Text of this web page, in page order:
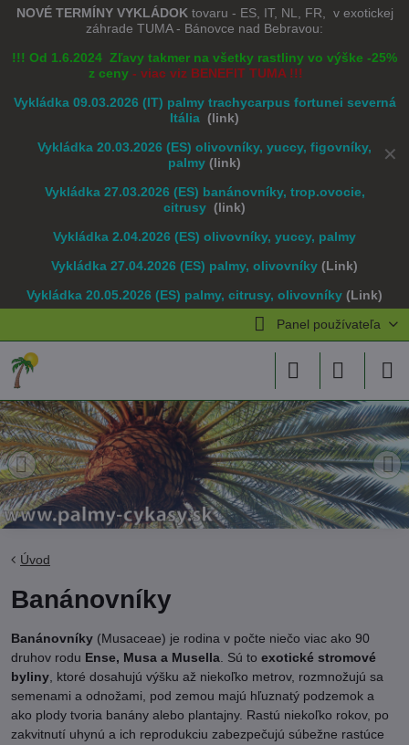
✕
NOVÉ TERMÍNY VYKLÁDOK tovaru - ES, IT, NL, FR, v exotickej
záhrade TUMA - Bánovce nad Bebravou:
!!! Od 1.6.2024 Zľavy takmer na všetky rastliny vo výške -25%
z ceny - viac viz BENEFIT TUMA !!!
Vykládka 09.03.2026 (IT) palmy trachycarpus fortunei severná
Itália (link)
Vykládka 20.03.2026 (ES) olivovníky, yuccy, figovníky,
palmy (link)
Vykládka 27.03.2026 (ES) banánovníky, trop.ovocie,
citrusy (link)
Vykládka 2.04.2026 (ES) olivovníky, yuccy, palmy
Vykládka 27.04.2026 (ES) palmy, olivovníky (Link)
Vykládka 20.05.2026 (ES) palmy, citrusy, olivovníky (Link)
Panel používateľa
Úvod
Banánovníky
Banánovníky (Musaceae) je rodina v počte niečo viac ako 90
druhov rodu Ense, Musa a Musella . Sú to exotické stromové
byliny , ktoré dosahujú výšku až niekoľko metrov, rozmnožujú sa
semenami a odnožami, pod zemou majú hľuznatý podzemok a
ako plody tvoria banány alebo plantajny. Rastú niekoľko rokov, po
zakvitnutí uhynú a ich reprodukciu zabezpečujú súbežne rastúce